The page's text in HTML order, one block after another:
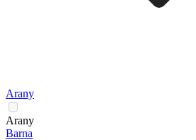
Arany
Arany
Barna